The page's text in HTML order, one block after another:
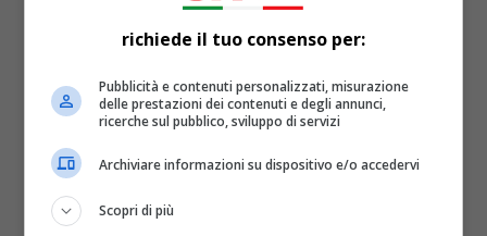
Attualità5 anni fa
richiede il tuo consenso per:
Pubblicità e contenuti personalizzati, misurazione
delle prestazioni dei contenuti e degli annunci,
ricerche sul pubblico, sviluppo di servizi
Archiviare informazioni su dispositivo e/o accedervi
Scopri di più